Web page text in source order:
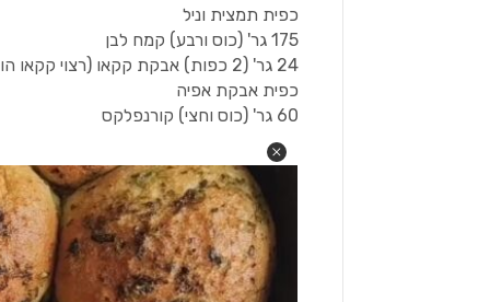
כפית תמצית וניל
175 גר' (כוס ורבע) קמח לבן
24 גר' (2 כפות) אבקת קקאו (רצוי קקאו הולנדי)
כפית אבקת אפיה
60 גר' (כוס וחצי) קורנפלקס